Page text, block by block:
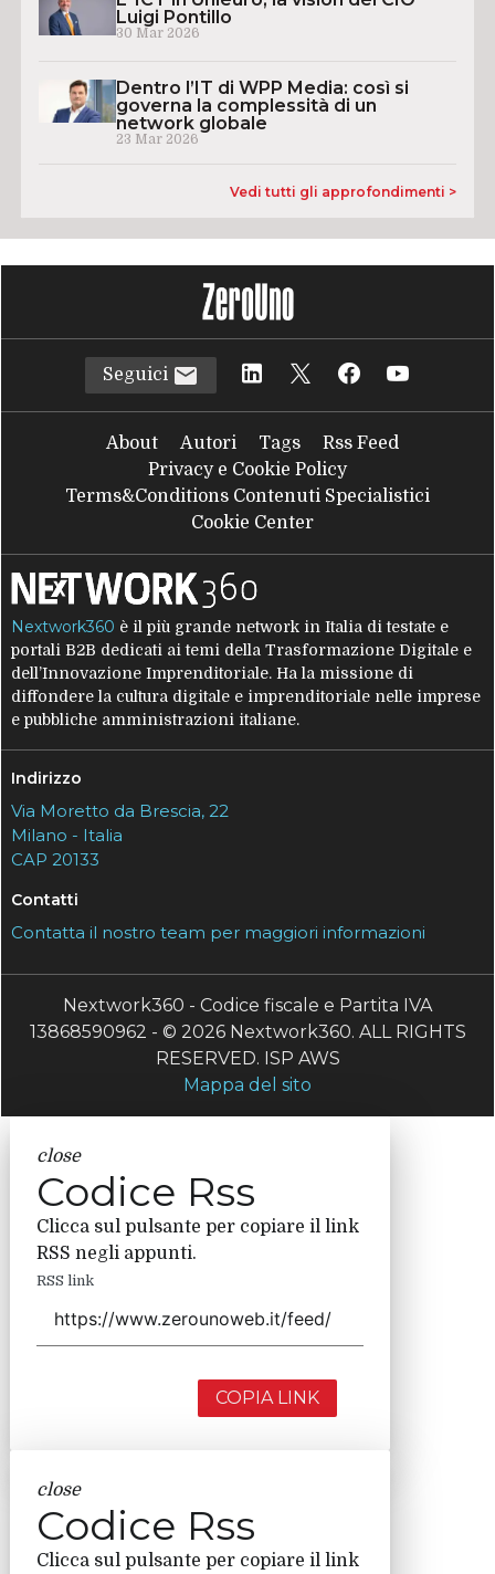
Luigi Pontillo
30 Mar 2026
Dentro l’IT di WPP Media: così si
governa la complessità di un
network globale
23 Mar 2026
Vedi tutti gli approfondimenti >
Seguici
About Autori Tags
Rss Feed
Privacy e Cookie Policy
Terms&Conditions Contenuti Specialistici
Cookie Center
Nextwork360 è il più grande network in Italia di testate e
portali B2B dedicati ai temi della Trasformazione Digitale e
dell’Innovazione Imprenditoriale. Ha la missione di
diffondere la cultura digitale e imprenditoriale nelle imprese
e pubbliche amministrazioni italiane.
Indirizzo
Via Moretto da Brescia, 22
Milano - Italia
CAP 20133
Contatti
Contatta il nostro team per maggiori informazioni
Nextwork360 - Codice fiscale e Partita IVA
13868590962 - © 2026 Nextwork360. ALL RIGHTS
RESERVED. ISP AWS
Mappa del sito
close
Codice Rss
Clicca sul pulsante per copiare il link
RSS negli appunti.
RSS link
COPIA LINK
close
Codice Rss
Clicca sul pulsante per copiare il link